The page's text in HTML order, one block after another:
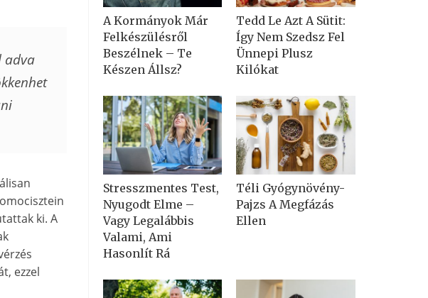
adva
ki. A
ezzel
A Kormányok Már
Felkészülésről
Beszélnek – Te
Készen Állsz?
Tedd Le Azt A Sütit:
Így Nem Szedsz Fel
Ünnepi Plusz
Kilókat
Stresszmentes Test,
Nyugodt Elme –
Vagy Legalábbis
Valami, Ami
Hasonlít Rá
Téli Gyógynövény-
Pajzs A Megfázás
Ellen